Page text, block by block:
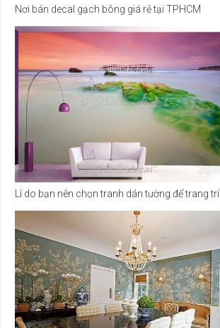
Nơi bán decal gạch bông giá rẻ tại TPHCM
Lí do bạn nên chọn tranh dán tường để trang trí